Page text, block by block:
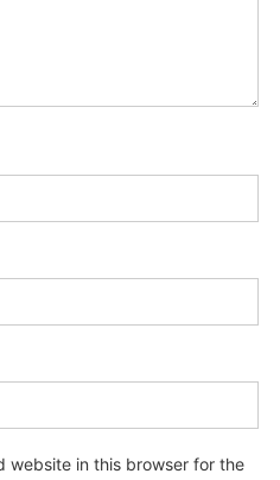
website in this browser for the